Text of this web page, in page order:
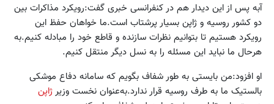
آبه پس از این دیدار هم در کنفرانسی خبری گفت:رویکرد مذاکرات بین
دو کشور روسیه و ژاپن بسیار پرشتاب است.ما خواهان حفظ این
رویکرد هستیم تا بتوانیم نظرات سازنده و قاطع خود را مبادله کنیم.به
هرحال ما نباید این مسئله را به نسل دیگر منتقل کنیم.
او افزود:من بایستی به طور شفاف بگویم که سامانه دفاع موشکی
بالستیک ما به طرف روسیه قرار ندارد.به‌عنوان نخست وزیرژاپن